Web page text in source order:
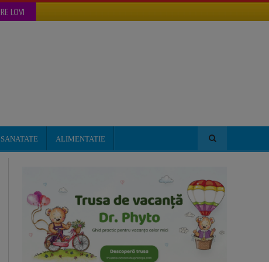
LOVI
SANATATE ALIMENTATIE